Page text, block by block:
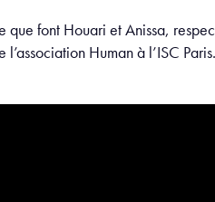
que font Houari et Anissa,
l’association Human à l’ISC